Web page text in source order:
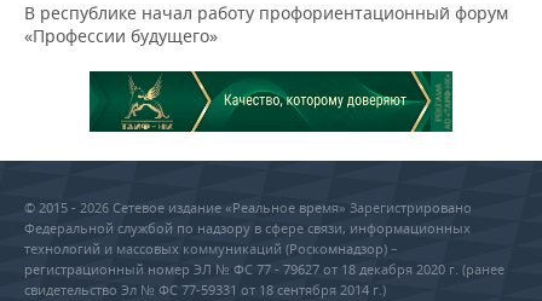
В республике начал работу профориентационный форум
«Профессии будущего»
© 2015 - 2026 Сетевое издание «Реальное время» Зарегистрировано
Федеральной службой по надзору в сфере связи, информационных
технологий и массовых коммуникаций (Роскомнадзор) –
регистрационный номер ЭЛ № ФС 77 - 79627 от 18 декабря 2020 г. (ранее
свидетельство Эл № ФС 77-59331 от 18 сентября 2014 г.)